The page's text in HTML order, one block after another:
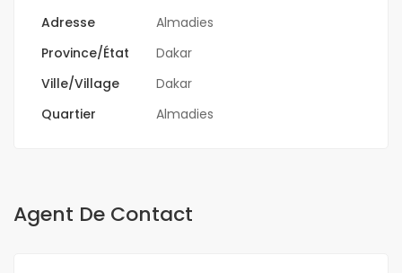
Adresse
Almadies
Province/État
Dakar
Ville/Village
Dakar
Quartier
Almadies
Agent De Contact